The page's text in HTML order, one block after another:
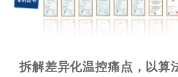
拆解差异化温控痛点，以算